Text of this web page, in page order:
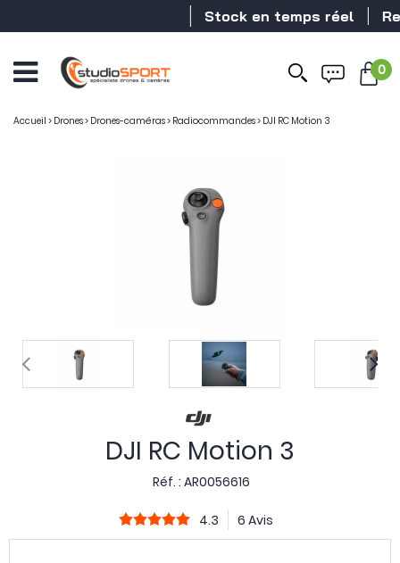
Stock en temps réel
0
Accueil > Drones> Drones-caméras> Radiocommandes> DJI RC Motion 3
DJI RC Motion 3
Réf. : AR0056616
4.3 6 Avis